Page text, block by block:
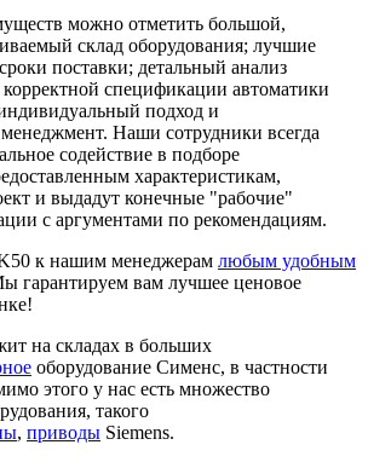
можно отметить большой,
склад оборудования; лучшие
поставки; детальный анализ
спецификации автоматики
индивидуальный подход и
Наши сотрудники всегда
содействие в подборе
характеристикам,
и выдадут конечные "рабочие"
с аргументами по рекомендациям.
к нашим менеджерам любым удобным
гарантируем вам лучшее ценовое
на складах в больших
оборудование Сименс, в частности
этого у нас есть множество
такого
, приводы Siemens.